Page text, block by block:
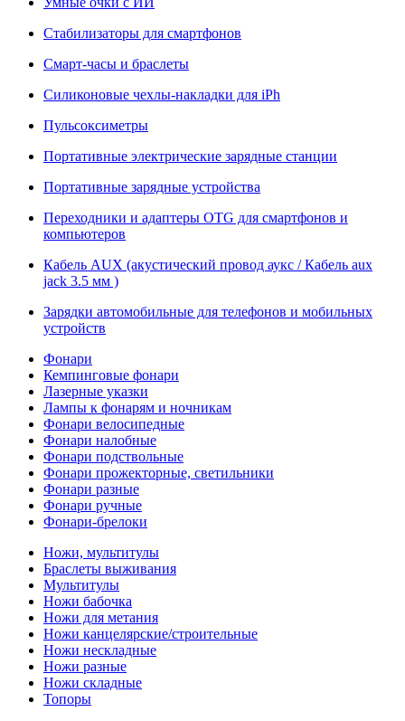
Стабилизаторы для смартфонов
Смарт-часы и браслеты
Силиконовые чехлы-накладки для iPh
Пульсоксиметры
Портативные электрические зарядные станции
Портативные зарядные устройства
Переходники и адаптеры OTG для смартфонов и
компьютеров
Кабель AUX (акустический провод аукс / Кабель aux
jack 3.5 мм )
Зарядки автомобильные для телефонов и мобильных
устройств
Фонари
Кемпинговые фонари
Лазерные указки
Лампы к фонарям и ночникам
Фонари велосипедные
Фонари налобные
Фонари подствольные
Фонари прожекторные, светильники
Фонари разные
Фонари ручные
Фонари-брелоки
Ножи, мультитулы
Браслеты выживания
Мультитулы
Ножи бабочка
Ножи для метания
Ножи канцелярские/строительные
Ножи нескладные
Ножи разные
Ножи складные
Топоры